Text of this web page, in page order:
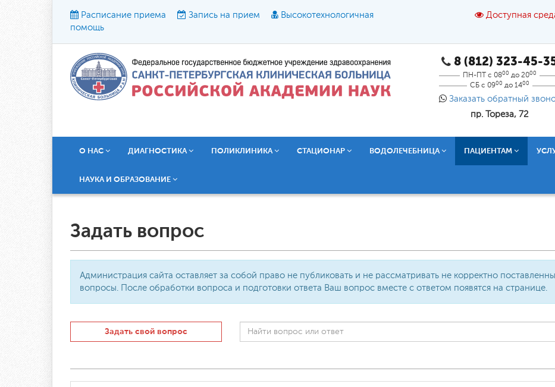
Расписание приема Запись на прием
Высокотехнологичная
помощь
Доступная
Размер шрифта: A A A
Текст: Кириллица Брайль Звук
8 (812) 323-45-
ПН-ПТ с 0800 до 2000
СБ с 0900 до 1400
Заказать обратный
пр. Тореза, 72
О НАС ДИАГНОСТИКА ПОЛИКЛИНИКА СТАЦИОНАР ВОДОЛЕЧЕБНИЦА ПАЦИЕНТАМ
НАУКА И ОБРАЗОВАНИЕ
Задать вопрос
Администрация сайта оставляет за собой право не публиковать и не рассматривать не корректно
вопросы. После обработки вопроса и подготовки ответа Ваш вопрос вместе с ответом появятся на странице.
Задать свой вопрос